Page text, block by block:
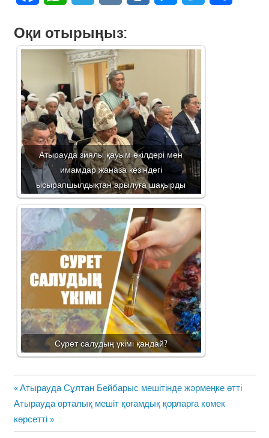
Оқи отырыңыз:
Атырауда зиялы қауым өкілдері мен
имамдар жаназа кезіндегі
ысырапшылдықтан арылуға шақырды
Сурет салудың үкімі қандай?
Жазба
навигациясы
Previous
Post:
Атырауда Сұлтан Бейбарыс мешітінде жәрмеңке өтті
Next
Post:
Атырауда орталық мешіт қоғамдық қорларға көмек
көрсетті